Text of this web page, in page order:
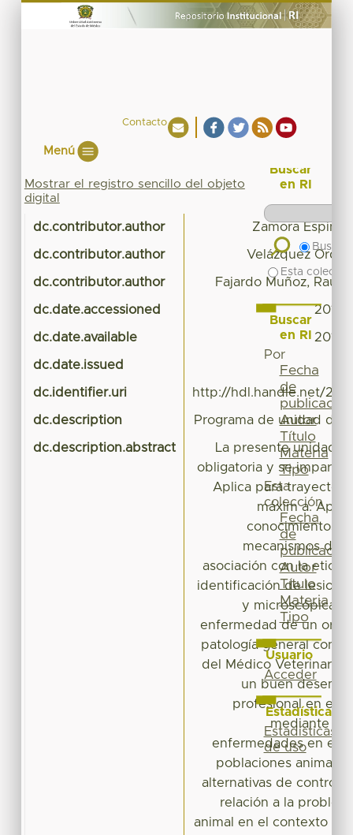
Contacto
Menú
Mostrar el registro sencillo del objeto
digital
dc.contributor.author Zamora
dc.contributor.author Velázquez
dc.contributor.author Fajardo Muñoz, Raúl
dc.date.accessioned 2016-
dc.date.available 2016-
dc.date.issued
dc.identifier.uri http://hdl.handle.net/
dc.description Programa de unidad de
dc.description.abstract
La presente unidad
obligatoria y se imparte
Aplica para
máxim a.
conocimientos
mecanismos de
asociación con la
identificación de
y microscópicas
enfermedad de un
patología general
del Médico Veterinario
un buen
profesional en el
mediante la
enfermedades en el
poblaciones
alternativas de control
relación a la
animal en el contexto de
Buscar
en RI
Buscar
Esta
Buscar
en RI
Por
Fecha
de
publicación
Autor
Título
Materia
Tipo
Esta
colección
Fecha
de
publicación
Autor
Título
Materia
Tipo
Usuario
Acceder
Estadísticas
Estadísticas
de uso